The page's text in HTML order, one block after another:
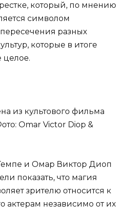
который, по мнению
символом
разных
которые в итоге
целое.
из культового фильма
Omar Victor Diop &
и Омар Виктор Диоп
показать, что магия
зрителю относится к
актерам независимо от их